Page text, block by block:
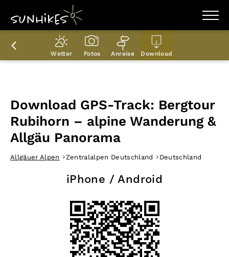
WANDERZIELE
WANDERUNGEN
ENTDECKEN
Wetter Fotos Anreise Download
Download GPS-Track: Bergtour
Rubihorn – alpine Wanderung &
Allgäu Panorama
Allgäuer Alpen Zentralalpen Deutschland Deutschland
iPhone / Android